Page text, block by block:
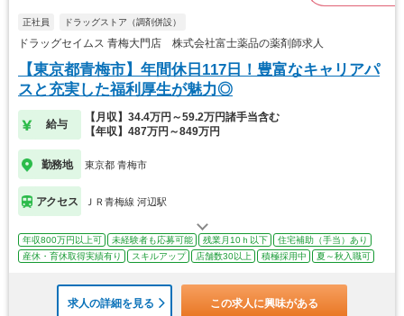
正社員 ドラッグストア（調剤併設）
ドラッグセイムス 青梅大門店 株式会社富士薬品の薬剤師求人
【東京都青梅市】年間休日117日！豊富なキャリアパ
スと充実した福利厚生が魅力◎
給与
【月収】34.4万円～59.2万円諸手当含む
【年収】487万円～849万円
勤務地 東京都 青梅市
アクセス ＪＲ青梅線 河辺駅
年収800万円以上可 未経験者も応募可能 残業月10ｈ以下
住宅補助（手当）あり
産休・育休取得実績有り
スキルアップ 店舗数30以上 積極採用中 夏～秋入職可
求人の詳細を見る この求人に興味がある